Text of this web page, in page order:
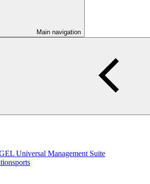
Main navigation
Universal Management Suite